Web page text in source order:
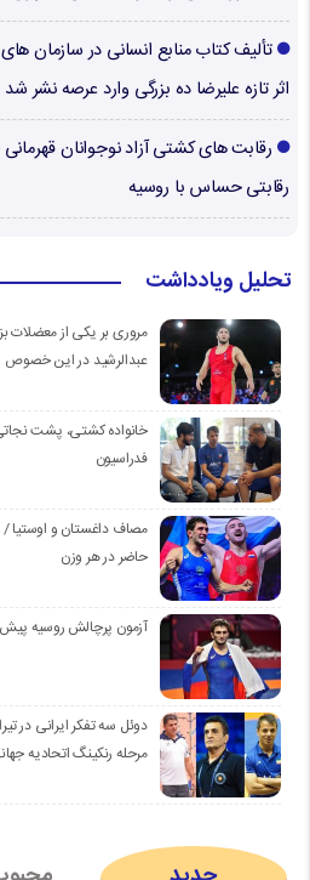
تألیف کتاب منابع انسانی در
اثر تازه علیرضا ده بزرگی وارد عرصه نشر شد
رقابت های کشتی آزاد نوجوانان
رقابتی حساس با روسیه
تحلیل ویادداشت
مروری بر یکی از
عبدالرشید در این خصوص
خانواده کشتی، پشت
فدراسیون
مصاف داغستان و اوستیا /
حاضر در هر وزن
آزمون پرچالش روسیه
دوئل سه تفکر ایرانی در
مرحله رنکینگ اتحادیه